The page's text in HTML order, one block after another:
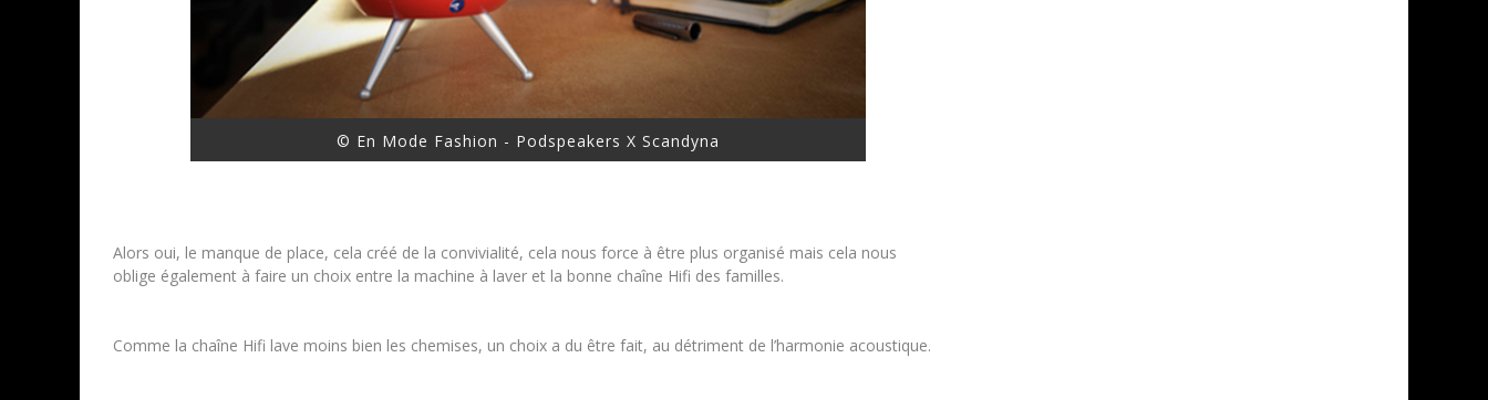
© En Mode Fashion - Podspeakers X Scandyna
Alors oui, le manque de place, cela créé de la convivialité, cela nous force à être plus organisé mais cela nous
oblige également à faire un choix entre la machine à laver et la bonne chaîne Hifi des familles.
Comme la chaîne Hifi lave moins bien les chemises, un choix a du être fait, au détriment de l’harmonie acoustique.